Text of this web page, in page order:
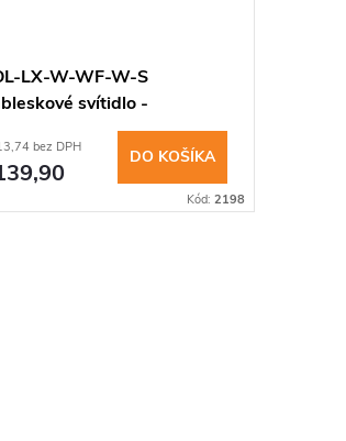
LX-W-WF-W-S
svítidlo -
světlo,bílý kry
bez DPH DO KOŠÍKA
Kód: 2198